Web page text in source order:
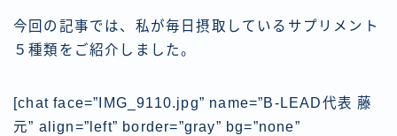
今回の記事では、私が毎日摂取しているサプリメント
５種類をご紹介しました。
[chat face=”IMG_9110.jpg” name=”B-LEAD代表 藤
元” align=”left” border=”gray” bg=”none”